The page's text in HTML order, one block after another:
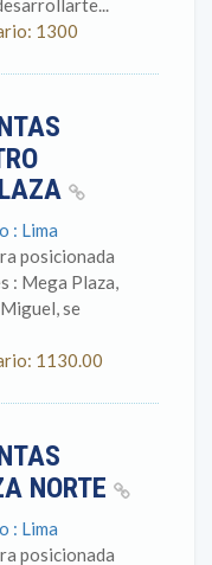
1300
: Lima
posicionada
: Mega Plaza,
se
1130.00
NORTE
: Lima
posicionada